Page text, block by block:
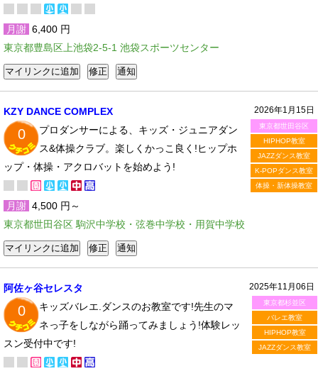
月謝 6,400 円
東京都豊島区上池袋2-5-1 池袋スポーツセンター
2026年1月15日
東京都世田谷区
HIPHOP教室
JAZZダンス教室
K-POPダンス教室
体操・新体操教室
KZY DANCE COMPLEX
0
プロダンサーによる、キッズ・ジュニアダン
ス&体操クラブ。楽しくかっこ良く!ヒップホ
ップ・体操・アクロバットを始めよう!
月謝 4,500 円～
東京都世田谷区 駒沢中学校・弦巻中学校・用賀中学校
2025年11月06日
東京都杉並区
バレエ教室
HIPHOP教室
JAZZダンス教室
阿佐ヶ谷セレスタ
0
キッズバレエ.ダンスのお教室です!先生のマ
ネっ子をしながら踊ってみましょう!体験レッ
スン受付中です!